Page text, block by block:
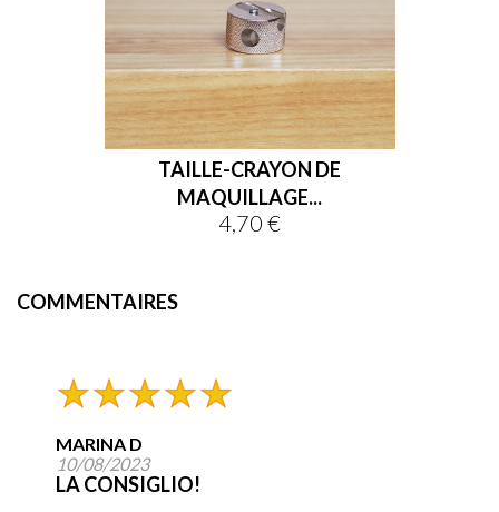
TAILLE-CRAYON DE
MAQUILLAGE...
Prix
4,70 €
COMMENTAIRES
MARINA D
10/08/2023
LA CONSIGLIO!